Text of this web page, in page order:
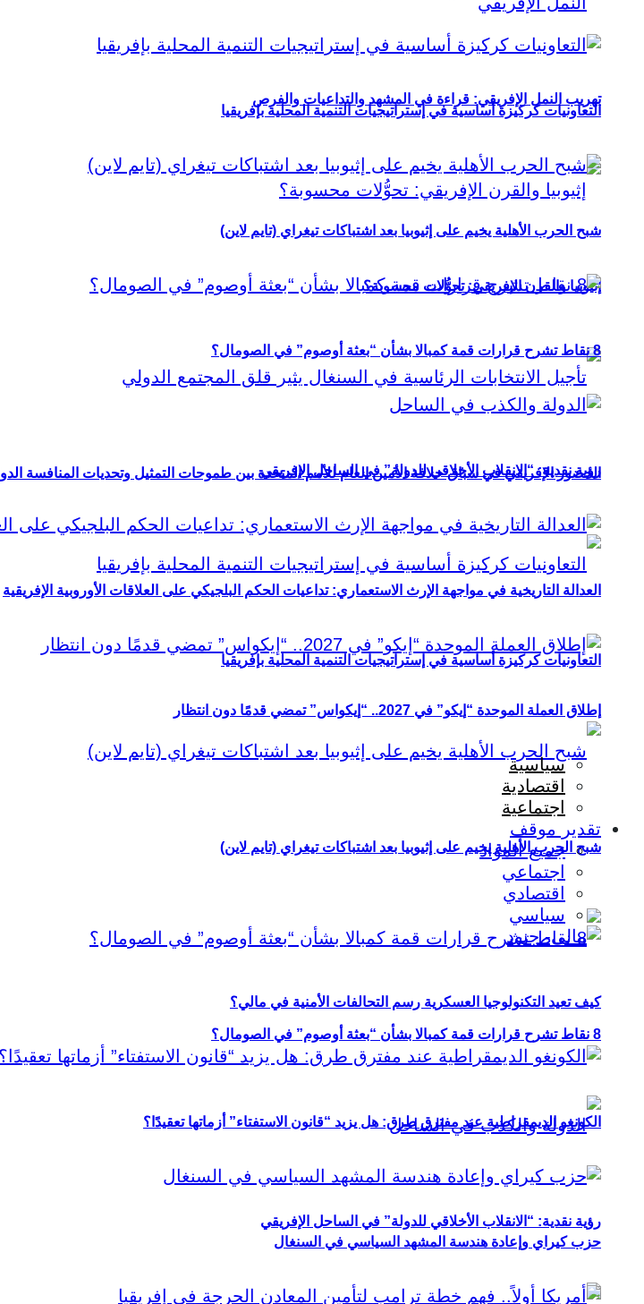
تهريب النمل الإفريقي: قراءة في المشهد والتداعيات والفرص
إثيوبيا والقرن الإفريقي: تحوُّلات محسوبة؟
الحضور الإفريقي في سباق خلافة الأمين العام للأمم المتحدة بين طموحات التمثيل وتحديات المنافسة
التعاونيات كركيزة أساسية في إستراتيجيات التنمية المحلية بإفريقيا
شبح الحرب الأهلية يخيم على إثيوبيا بعد اشتباكات تيغراي (تايم لاين)
8 نقاط تشرح قرارات قمة كمبالا بشأن “بعثة أوصوم” في الصومال؟
رؤية نقدية: “الانقلاب الأخلاقي للدولة” في الساحل الإفريقي
التعاونيات كركيزة أساسية في إستراتيجيات التنمية المحلية بإفريقيا
شبح الحرب الأهلية يخيم على إثيوبيا بعد اشتباكات تيغراي (تايم لاين)
8 نقاط تشرح قرارات قمة كمبالا بشأن “بعثة أوصوم” في الصومال؟
رؤية نقدية: “الانقلاب الأخلاقي للدولة” في الساحل الإفريقي
العدالة التاريخية في مواجهة الإرث الاستعماري: تداعيات الحكم البلجيكي على العلاقات الأوروبية الإفريقية
إطلاق العملة الموحدة “إيكو” في 2027.. “إيكواس” تمضي قدمًا دون انتظار
سياسية
اقتصادية
اجتماعية
تقدير موقف
جميع المواد
اجتماعي
اقتصادي
سياسي
كيف تعيد التكنولوجيا العسكرية رسم التحالفات الأمنية في مالي؟
الكونغو الديمقراطية عند مفترق طرق: هل يزيد “قانون الاستفتاء” أزماتها تعقيدًا؟
حزب كيراي وإعادة هندسة المشهد السياسي في السنغال